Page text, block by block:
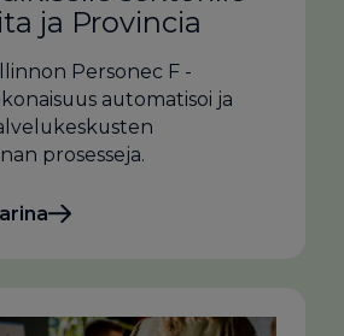
ja Provincia
Personec F -
automatisoi ja
prosesseja.